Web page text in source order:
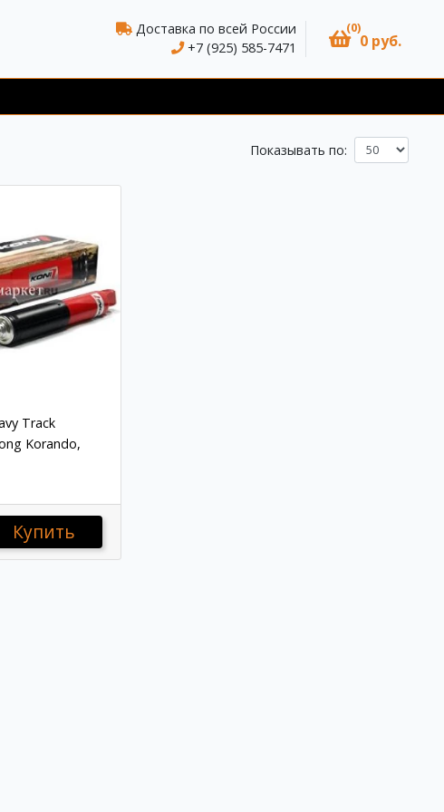
Доставка по всей России
+7 (925) 585-7471
(0)
0 руб.
Показывать по:
Track
Korando,
Купить